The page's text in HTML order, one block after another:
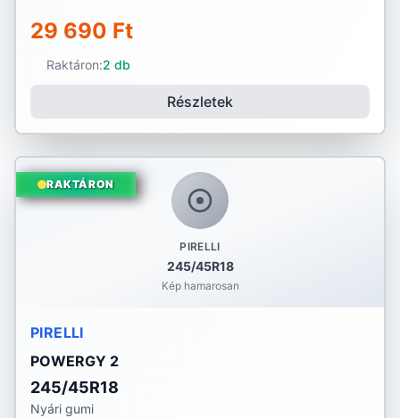
29 690 Ft
Raktáron:2 db
Részletek
PIRELLI
245/45R18
Kép hamarosan
RAKTÁRON
PIRELLI
POWERGY 2
245/45R18
Nyári gumi